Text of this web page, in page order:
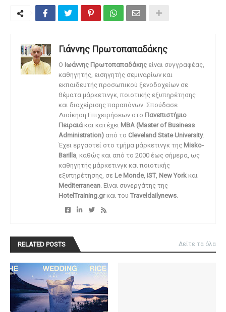
Γιάννης Πρωτοπαπαδάκης
O Ιωάννης Πρωτοπαπαδάκης είναι συγγραφέας,
καθηγητής, εισηγητής σεμιναρίων και
εκπαιδευτής προσωπικού ξενοδοχείων σε
θέματα μάρκετινγκ, ποιοτικής εξυπηρέτησης
και διαχείρισης παραπόνων. Σπούδασε
Διοίκηση Επιχειρήσεων στο Πανεπιστήμιο
Πειραιάκαι κατέχει MBA (Master of Business
Administration) από το Cleveland State University.
Έχει εργαστεί στο τμήμα μάρκετινγκ της Misko-
Barilla, καθώς και από το 2000 έως σήμερα, ως
καθηγητής μάρκετινγκ και ποιοτικής
εξυπηρέτησης, σε Le Monde, IST, New York και
Mediterranean. Είναι συνεργάτης της
HotelTraining.grκαι του Traveldailynews.
RELATED POSTS Δείτε τα όλα